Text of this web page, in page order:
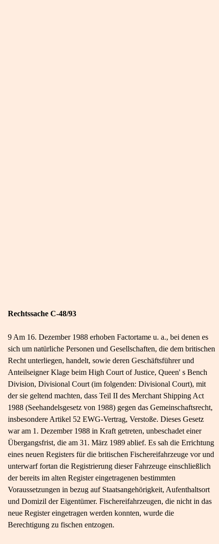
Rechtssache C-48/93
9 Am 16. Dezember 1988 erhoben Factortame u. a., bei denen es
sich um natürliche Personen und Gesellschaften, die dem britischen
Recht unterliegen, handelt, sowie deren Geschäftsführer und
Anteilseigner Klage beim High Court of Justice, Queen' s Bench
Division, Divisional Court (im folgenden: Divisional Court), mit
der sie geltend machten, dass Teil II des Merchant Shipping Act
1988 (Seehandelsgesetz von 1988) gegen das Gemeinschaftsrecht,
insbesondere Artikel 52 EWG-Vertrag, Verstoße. Dieses Gesetz
war am 1. Dezember 1988 in Kraft getreten, unbeschadet einer
Übergangsfrist, die am 31. März 1989 ablief. Es sah die Errichtung
eines neuen Registers für die britischen Fischereifahrzeuge vor und
unterwarf fortan die Registrierung dieser Fahrzeuge einschließlich
der bereits im alten Register eingetragenen bestimmten
Voraussetzungen in bezug auf Staatsangehörigkeit, Aufenthaltsort
und Domizil der Eigentümer. Fischereifahrzeugen, die nicht in das
neue Register eingetragen werden konnten, wurde die
Berechtigung zu fischen entzogen.